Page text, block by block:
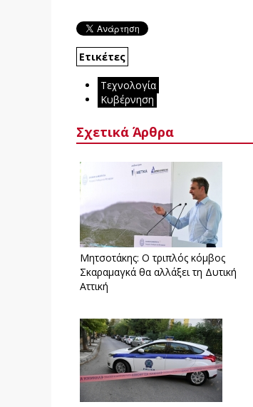
Ετικέτες
Τεχνολογία
Κυβέρνηση
Σχετικά Άρθρα
Μητσοτάκης: Ο τριπλός κόμβος
Σκαραμαγκά θα αλλάξει τη Δυτική
Αττική